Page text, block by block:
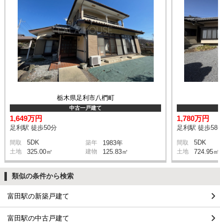
栃木県足利市八椚町
中古一戸建て
1,649万円
足利駅 徒歩50分
間取 5DK 築年 1983年
土地 325.00㎡ 建物 125.83㎡
1,780万円
足利駅 徒歩58
間取 5DK
土地 724.95㎡
類似の条件から検索
富田駅の新築戸建て
富田駅の中古戸建て